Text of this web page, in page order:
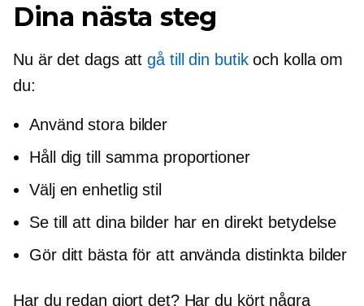
Dina nästa steg
Nu är det dags attgå till din butikoch kolla om
du:
Använd stora bilder
Håll dig till samma proportioner
Välj en enhetlig stil
Se till att dina bilder har en direkt betydelse
Gör ditt bästa för att använda distinkta bilder
Har du redan gjort det? Har du kört några